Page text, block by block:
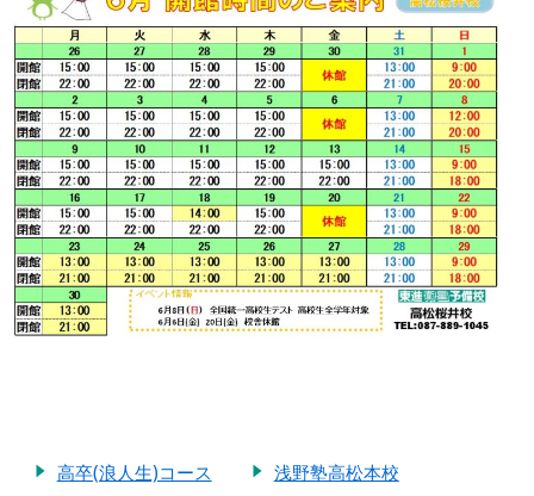
高卒(浪人生)コース 浅野塾高松本校